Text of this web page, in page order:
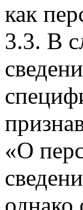
как
3.3. В
«О